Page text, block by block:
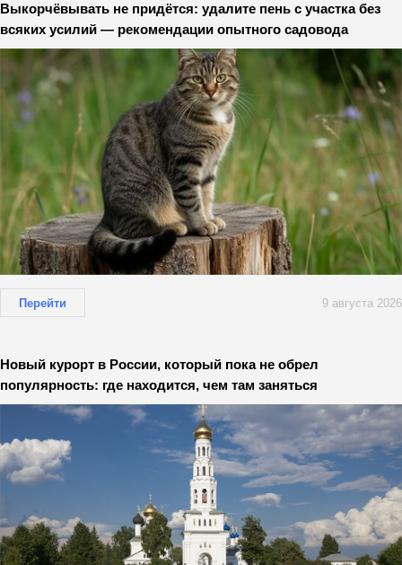
Выкорчёвывать не придётся: удалите пень с участка без
всяких усилий — рекомендации опытного садовода
Перейти 9 августа 2026
Новый курорт в России, который пока не обрел
популярность: где находится, чем там заняться